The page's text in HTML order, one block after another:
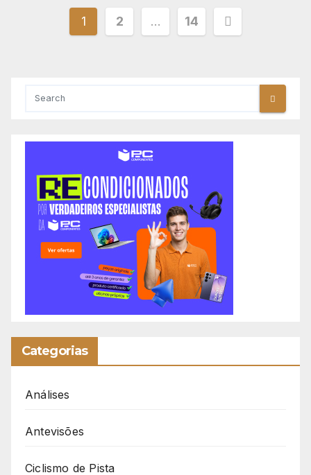
Paginação
1 2 … 14
Categorias
Análises
Antevisões
Ciclismo de Pista